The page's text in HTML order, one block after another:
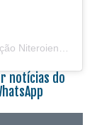
notícias do